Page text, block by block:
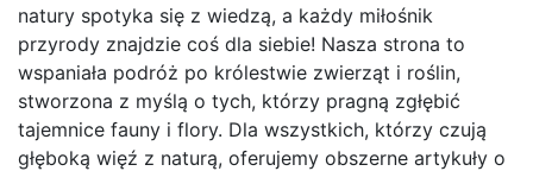
natury spotyka się z wiedzą, a każdy miłośnik
przyrody znajdzie coś dla siebie! Nasza strona to
wspaniała podróż po królestwie zwierząt i roślin,
stworzona z myślą o tych, którzy pragną zgłębić
tajemnice fauny i flory. Dla wszystkich, którzy czują
głęboką więź z naturą, oferujemy obszerne artykuły o